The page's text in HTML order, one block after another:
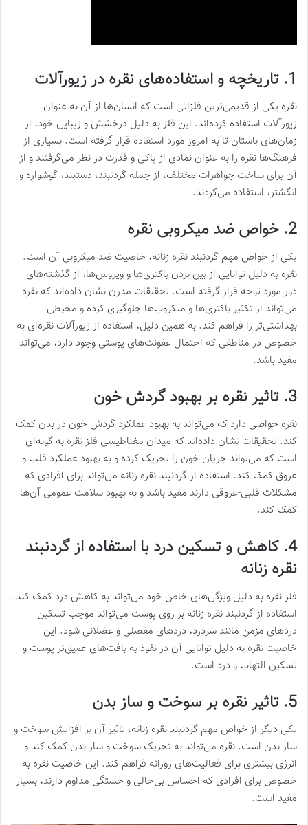
1. تاریخچه و استفاده‌های نقره در زیورآلات
نقره یکی از قدیمی‌ترین فلزاتی است که انسان‌ها از آن به عنوان
زیورآلات استفاده کرده‌اند. این فلز به دلیل درخشش و زیبایی خود، از
زمان‌های باستان تا به امروز مورد استفاده قرار گرفته است. بسیاری از
فرهنگ‌ها نقره را به عنوان نمادی از پاکی و قدرت در نظر می‌گرفتند و از
آن برای ساخت جواهرات مختلف، از جمله گردنبند، دستبند، گوشواره و
انگشتر، استفاده می‌کردند.
2. خواص ضد میکروبی نقره
یکی از خواص مهم گردنبند نقره زنانه، خاصیت ضد میکروبی آن است.
نقره به دلیل توانایی از بین بردن باکتری‌ها و ویروس‌ها، از گذشته‌های
دور مورد توجه قرار گرفته است. تحقیقات مدرن نشان داده‌اند که نقره
می‌تواند از تکثیر باکتری‌ها و میکروب‌ها جلوگیری کرده و محیطی
بهداشتی‌تر را فراهم کند. به همین دلیل، استفاده از زیورآلات نقره‌ای به
خصوص در مناطقی که احتمال عفونت‌های پوستی وجود دارد، می‌تواند
مفید باشد.
3. تاثیر نقره بر بهبود گردش خون
نقره خواصی دارد که می‌تواند به بهبود عملکرد گردش خون در بدن کمک
کند. تحقیقات نشان داده‌اند که میدان مغناطیسی فلز نقره به گونه‌ای
است که می‌تواند جریان خون را تحریک کرده و به بهبود عملکرد قلب و
عروق کمک کند. استفاده از گردنبند نقره زنانه می‌تواند برای افرادی که
مشکلات قلبی-عروقی دارند مفید باشد و به بهبود سلامت عمومی آن‌ها
کمک کند.
4. کاهش و تسکین درد با استفاده از گردنبند
نقره زنانه
فلز نقره به دلیل ویژگی‌های خاص خود می‌تواند به کاهش درد کمک کند.
استفاده از گردنبند نقره زنانه بر روی پوست می‌تواند موجب تسکین
دردهای مزمن مانند سردرد، دردهای مفصلی و عضلانی شود. این
خاصیت نقره به دلیل توانایی آن در نفوذ به بافت‌های عمیق‌تر پوست و
تسکین التهاب و درد است.
5. تاثیر نقره بر سوخت و ساز بدن
یکی دیگر از خواص مهم گردنبند نقره زنانه، تاثیر آن بر افزایش سوخت و
ساز بدن است. نقره می‌تواند به تحریک سوخت و ساز بدن کمک کند و
انرژی بیشتری برای فعالیت‌های روزانه فراهم کند. این خاصیت نقره به
خصوص برای افرادی که احساس بی‌حالی و خستگی مداوم دارند، بسیار
مفید است.